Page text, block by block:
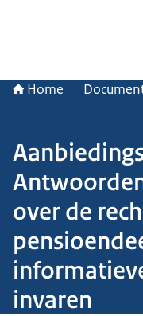
Home
over de
invaren